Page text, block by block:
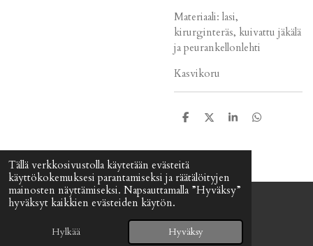
Tällä verkkosivustolla käytetään evästeitä
käyttökokemuksesi parantamiseksi ja räätälöityjen
mainosten näyttämiseksi. Napsauttamalla ”Hyväksy”
hyväksyt kaikkien evästeiden käytön.
Hylkää Hyväksy
Materiaali: lasi,
kirurginteräs, kuivattu jäkälä
ja peurankellonlehti
Kasvikoru
J
J
J
J
© 2024 - 2026 Signefia
Webador